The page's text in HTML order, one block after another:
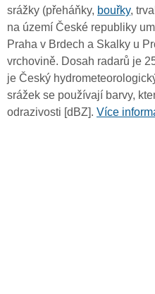
srážky (přeháňky, bouřky,
na území České republiky
Praha v Brdech a Skalky u
vrchovině. Dosah radarů je
je Český
srážek se používají barvy,
odrazivosti [dBZ]. Více